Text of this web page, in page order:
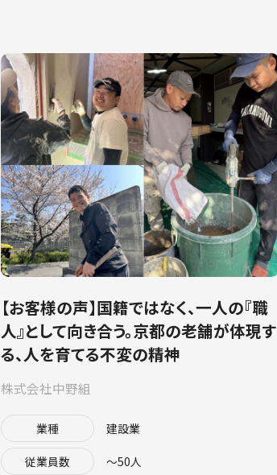
【お客様の声】国籍ではなく、一人の『職
人』として向き合う。京都の老舗が体現す
る、人を育てる不変の精神
株式会社中野組
業種 建設業
従業員数 〜50人